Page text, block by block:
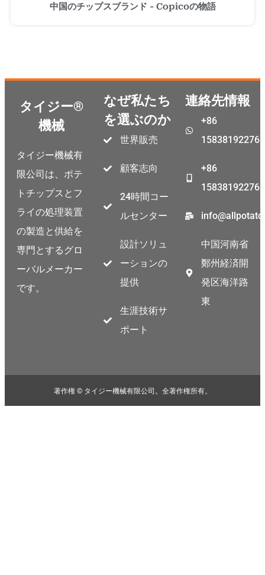
中国のチップスブランド - Copicoの物語
タイジー®
機械
タイジー機械有
限公司は、ポテ
トチップスとフ
ライの処理装置
の製造と供給を
専門とするグロ
ーバルメーカー
です。
なぜ私たち
を選ぶのか
世界販売
顧客志向
24時間コー
ルセンター
設計ソリュ
ーションの
提供
生涯技術サ
ポート
連絡先情報
+86
15838192276
+86
15838192276
中国河南省
鄭州経済開
発区海洋路
東
著作権 © タイジー機械有限公司。全著作権所有。